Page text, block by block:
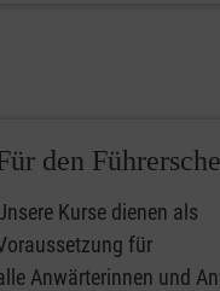
den
Kurse dienen als
für
Anwärterinnen und